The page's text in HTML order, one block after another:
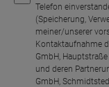
Telefon
(Speicherung,
meiner/unserer
Kontaktaufnahme
GmbH,
und deren
GmbH,